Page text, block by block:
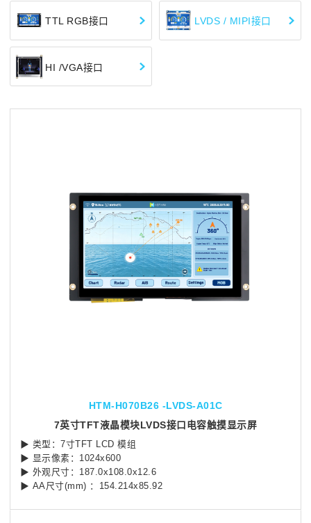
TTL RGB接口 LVDS / MIPI接口
HI /VGA接口
HTM-H070B26 -LVDS-A01C
7英寸TFT液晶模块LVDS接口电容触摸显示屏
▶ 类型：7寸TFT LCD 模组
▶ 显示像素：1024x600
▶ 外观尺寸：187.0x108.0x12.6
▶ AA尺寸(mm) ：154.214x85.92